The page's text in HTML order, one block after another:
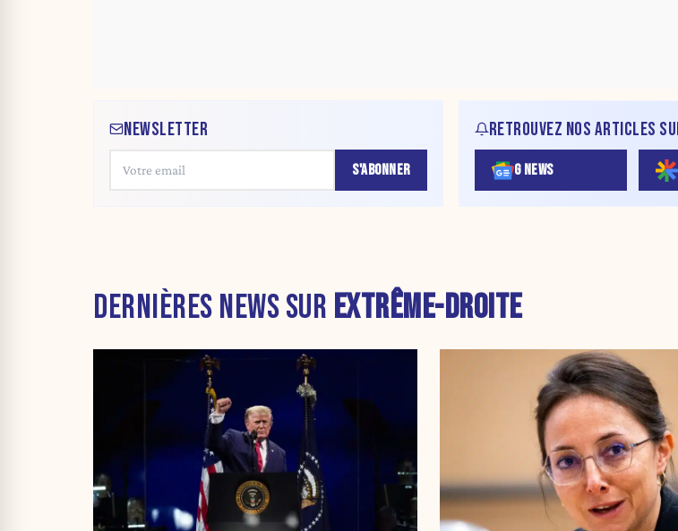
NEWSLETTER
S'ABONNER
RETROUVEZ NOS ARTICLES
G NEWS
DERNIÈRES NEWS SUR EXTRÊME-DROITE